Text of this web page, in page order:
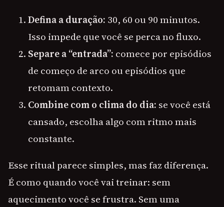
Defina a duração: 30, 60 ou 90 minutos.
Isso impede que você se perca no fluxo.
Separe a “entrada”: comece por episódios
de começo de arco ou episódios que
retomam contexto.
Combine com o clima do dia: se você está
cansado, escolha algo com ritmo mais
constante.
Esse ritual parece simples, mas faz diferença.
É como quando você vai treinar: sem
aquecimento você se frustra. Sem uma